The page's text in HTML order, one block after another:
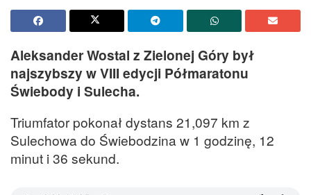
Aleksander Wostal z Zielonej Góry był
najszybszy w VIII edycji Półmaratonu
Świebody i Sulecha.
Triumfator pokonał dystans 21,097 km z
Sulechowa do Świebodzina w 1 godzinę, 12
minut i 36 sekund.